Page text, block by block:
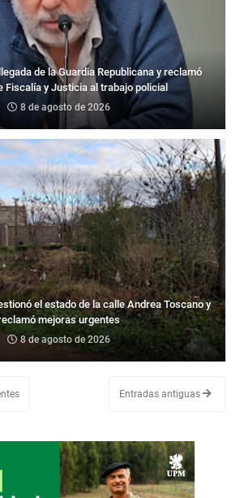
de la Guardia Republicana y reclamó
Fiscalía y Justicia al trabajo policial
8 de agosto de 2026
el estado de la calle Andrea Toscano y
mejoras urgentes
8 de agosto de 2026
Entradas antiguas